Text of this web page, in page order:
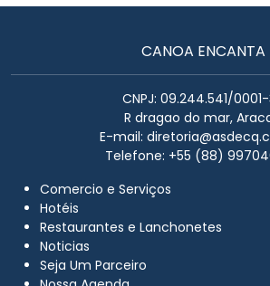
CANOA ENCANTA
CNPJ: 09.244.541/
R dragao do mar,
E-mail:
Telefone: +55 (88)
Comercio e Serviços
Hotéis
Restaurantes e Lanchonetes
Noticias
Seja Um Parceiro